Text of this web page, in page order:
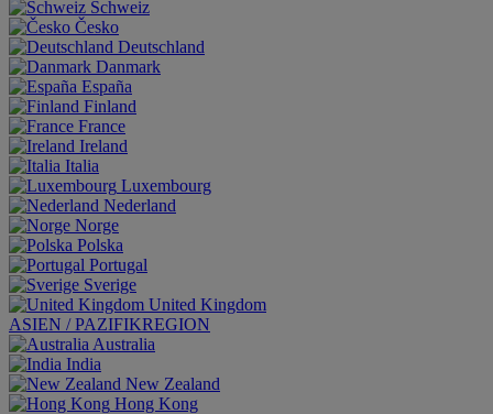
Schweiz
Česko
Deutschland
Danmark
España
Finland
France
Ireland
Italia
Luxembourg
Nederland
Norge
Polska
Portugal
Sverige
United Kingdom
ASIEN / PAZIFIKREGION
Australia
India
New Zealand
Hong Kong